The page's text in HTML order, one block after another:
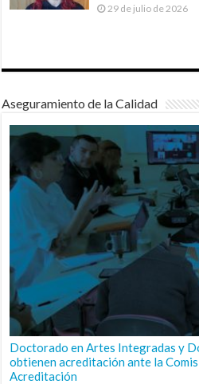
29 de julio de 2026
Aseguramiento de la Calidad
Doctorado en Artes Integradas y
obtienen acreditación ante la
Acreditación